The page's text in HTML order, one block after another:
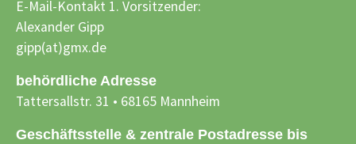
E-Mail-Kontakt 1. Vorsitzender:
Alexander Gipp
gipp(at)gmx.de
behördliche Adresse
Tattersallstr. 31 • 68165 Mannheim
Geschäftsstelle & zentrale Postadresse bis